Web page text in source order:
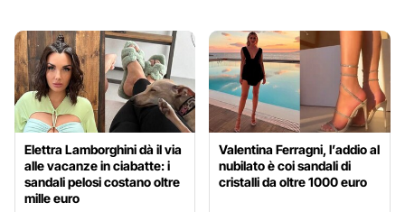
Elettra Lamborghini dà il via
alle vacanze in ciabatte: i
sandali pelosi costano oltre
mille euro
Valentina Ferragni, l’addio al
nubilato è coi sandali di
cristalli da oltre 1000 euro